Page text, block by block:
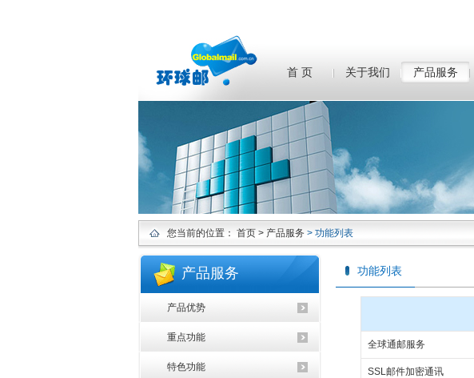
首 页 关于我们 产品服务
您当前的位置： 首页 > 产品服务 > 功能列表
产品服务
产品优势
重点功能
特色功能
功能列表
全球通邮服务
SSL邮件加密通讯